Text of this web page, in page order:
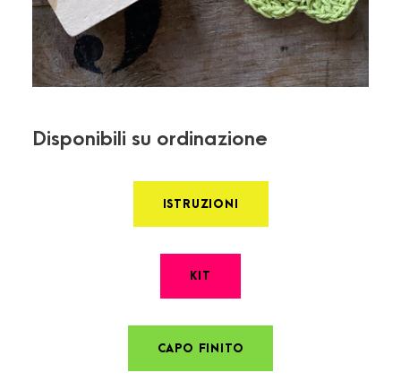
Disponibili su ordinazione
ISTRUZIONI
KIT
CAPO FINITO